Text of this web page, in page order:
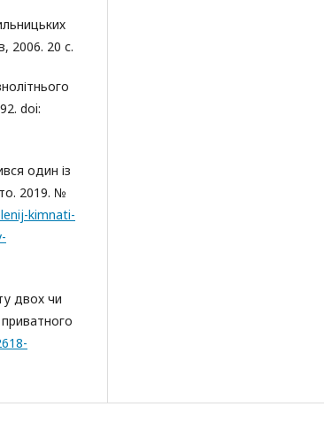
2006. 20 с.
doi:
один із
2019. №
kimnati-
двох чи